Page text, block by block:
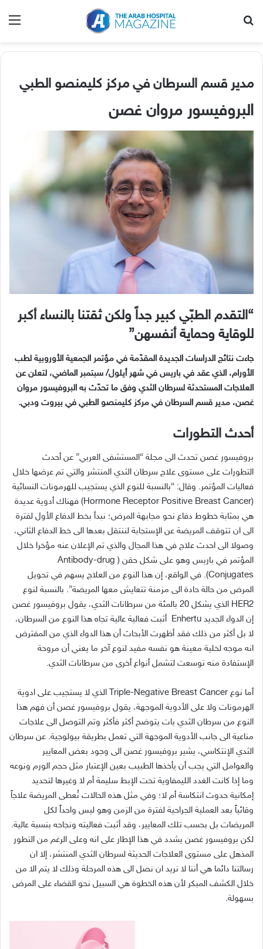
مدير قسم السرطان في مركز كليمنصو الطبي
البروفيسور مروان غصن
“التقدم الطبّي كبير جداً ولكن ثقتنا بالنساء أكبر
للوقاية وحماية أنفسهن”
جاءت نتائج الدراسات الجديدة المقدّمة في مؤتمر الجمعية الأوروبية لطب
الأورام، الذي عقد في باريس في شهر أيلول/سبتمبر الماضي، لتعلن عن
العلاجات المستحدثة لسرطان الثدي وفق ما تحدّث به البروفيسور مروان
غصن، مدير قسم السرطان في مركز كليمنصو الطبي في بيروت ودبي.
أحدث التطورات
بروفيسور غصن تحدث الى مجلة “المستشفى العربي” عن أحدث
التطورات على مستوى علاج سرطان الثدي المنتشر والتي تم عرضها خلال
فعاليات المؤتمر. وقال: “بالنسبة للنوع الذي يستجيب للهرمونات النسائية
(Hormone Receptor Positive Breast Cancer)
فهناك أدوية عديدة
هي بمثابة خطوط دفاع نحو مجابهة المرض؛ نبدأ بخط الدفاع الأول لفترة
الى ان تتوقف المريضة عن الإستجابة لننتقل بعدها الى خط الدفاع الثاني،
وصولا الى احدث علاج في هذا المجال والذي تم الإعلان عنه مؤخرا خلال
المؤتمر في باريس وهو على شكل حقن
( Antibody-drug
Conjugates).
في الواقع، إن هذا النوع من العلاج يسهم في تحويل
المرض من حالة حادة الى مزمنة تتعايش معها المريضة”. بالنسبة لنوع
HER2 الذي يشكل
بالمئة من سرطانات الثدي، يقول بروفيسور غصن
إن الدواء الجديد
أثبت فعالية عالية تجاه هذا النوع من السرطان،
لا بل أكثر من ذلك فقد أظهرت الأبحاث أن هذا الدواء الذي من المفترض
انه موجه لخلية معينة هو نفسه مفيد لنوع آخر ما يعني أن مروحة
الإستفادة منه توسعت لتشمل أنواع أخرى من سرطانات الثدي.
أما نوع
الذي لا يستجيب على ادوية
الهرمونات ولا على الأدوية الموجهة، يقول بروفيسور غصن أن فهم هذا
النوع من سرطان الثدي بات يتوضح أكثر فأكثر وتم التوصل الى علاجات
مناعية الى جانب الأدوية الموجهة التي تعمل بطريقة بيولوجية. عن سرطان
الثدي الإنتكاسي، يشير بروفيسور غصن الى وجود بعض المعايير
والعوامل التي يجب أن يأخذها الطبيب بعين الإعتبار مثل حجم الورم ونوعه
وما إذا كانت الغدد الليمفاوية تحت الإبط سليمة أم لا وغيرها لتحديد
إمكانية حدوث انتكاسة أم لا؛ وفي مثل هذه الحالات تُعطى المريضة علاجاً
وقائياً بعد العملية الجراحية لفترة من الزمن وهو ليس واحداً لكل
المريضات بل بحسب تلك المعايير، وقد أثبت فعاليته ونجاحه بنسبة عالية.
لكن بروفيسور غصن يشدد في هذا الإطار على انه وعلى الرغم من التطور
المذهل على مستوى العلاجات الحديثة لسرطان الثدي المنتشر، إلا ان
رسالتنا دائما هي أننا لا نريد ان نصل الى هذه المرحلة وذلك لا يتم الا من
خلال الكشف المبكر لأن هذه الخطوة هي السبيل نحو القضاء على المرض
بسهولة.